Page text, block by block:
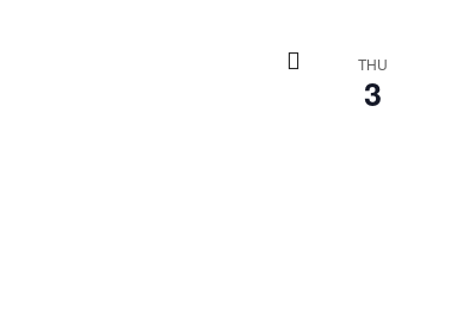
THU
3